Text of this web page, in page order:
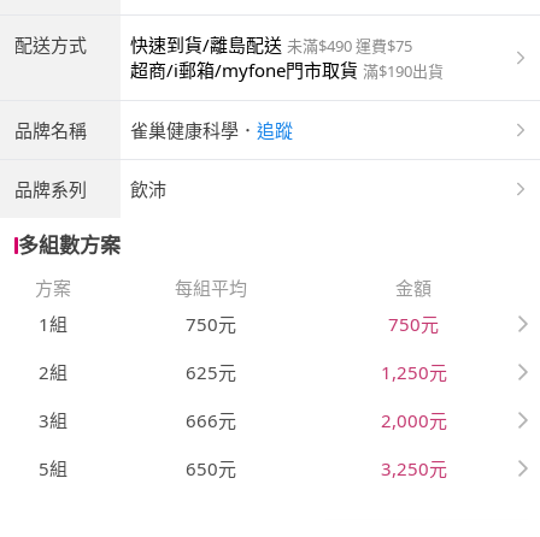
配送方式 快速到貨/離島配送 未滿$490 運費$75
超商/i郵箱/myfone門市取貨 滿$190出貨
品牌名稱 雀巢健康科學 ． 追蹤
品牌系列 飲沛
多組數方案
方案 每組平均
金額
1組
750元
750元
2組
625元
1,250元
3組
666元
2,000元
5組
650元 3,250元